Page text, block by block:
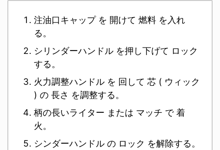
注油口キャップ を 開けて 燃料 を入れ
る。
シリンダーハンドル を押し下げて ロック
する。
火力調整ハンドル を 回して 芯 ( ウィック
) の 長さ を調整する。
柄の長いライター または マッチ で 着
火。
シンダーハンドル の ロック を解除する。